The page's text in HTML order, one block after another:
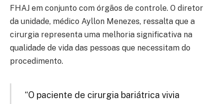
FHAJ em conjunto com órgãos de controle. O diretor
da unidade, médico Ayllon Menezes, ressalta que a
cirurgia representa uma melhoria significativa na
qualidade de vida das pessoas que necessitam do
procedimento.
“O paciente de cirurgia bariátrica vivia